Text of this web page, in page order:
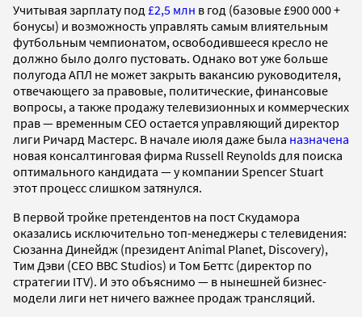
Учитывая зарплату под £2,5 млн в год (базовые £900 000 +
бонусы) и возможность управлять самым влиятельным
футбольным чемпионатом, освободившееся кресло не
должно было долго пустовать. Однако вот уже больше
полугода АПЛ не может закрыть вакансию руководителя,
отвечающего за правовые, политические, финансовые
вопросы, а также продажу телевизионных и коммерческих
прав — временным СЕО остается управляющий директор
лиги Ричард Мастерс. В начале июля даже была назначена
новая консалтинговая фирма Russell Reynolds для поиска
оптимального кандидата — у компании Spencer Stuart
этот процесс слишком затянулся.
В первой тройке претендентов на пост Скудамора
оказались исключительно топ-менеджеры с телевидения:
Сюзанна Динейдж (президент Animal Planet, Discovery),
Тим Дэви (CEO BBC Studios) и Том Беттс (директор по
стратегии ITV). И это объяснимо — в нынешней бизнес-
модели лиги нет ничего важнее продаж трансляций.